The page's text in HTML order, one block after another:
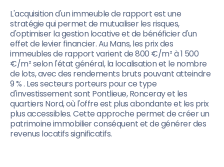
L'acquisition d'un immeuble de rapport est une
stratégie qui permet de mutualiser les risques,
d'optimiser la gestion locative et de bénéficier d'un
effet de levier financier. Au Mans, les prix des
immeubles de rapport varient de 800 €/m² à 1 500
€/m² selon l'état général, la localisation et le nombre
de lots, avec des rendements bruts pouvant atteindre
9 % . Les secteurs porteurs pour ce type
d'investissement sont Pontlieue, Ronceray et les
quartiers Nord, où l'offre est plus abondante et les prix
plus accessibles. Cette approche permet de créer un
patrimoine immobilier conséquent et de générer des
revenus locatifs significatifs.